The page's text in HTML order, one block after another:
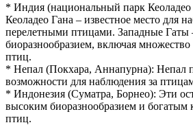
* Индия (национальный парк
Кеоладео Гана – известное место для
перелетными птицами. Западные Гаты
биоразнообразием, включая
птиц.
* Непал (Покхара, Аннапурна): Непал
возможности для наблюдения за
* Индонезия (Суматра, Борнео): Эти
высоким биоразнообразием и богатым
птиц.